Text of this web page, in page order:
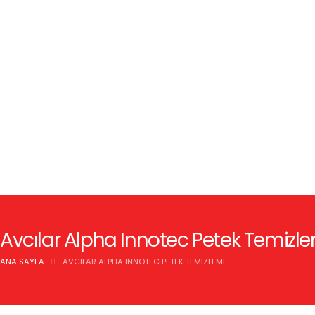
Avcılar Alpha Innotec Petek
ANA SAYFA AVCILAR ALPHA INNOTEC PETEK TEMIZLEME